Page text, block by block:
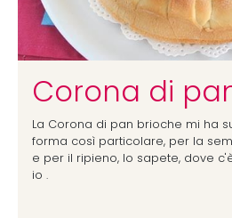
Corona di
La Corona di pan brioche mi ha
forma così particolare, per la
e per il ripieno, lo sapete, dove
io .